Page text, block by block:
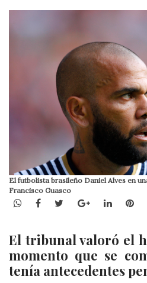
El futbolista brasileño Daniel Alves en
Francisco Guasco
WhatsApp
Facebook
TwitterGoogle+LinkedIn
El tribunal valoró el
momento que se
tenía antecedentes